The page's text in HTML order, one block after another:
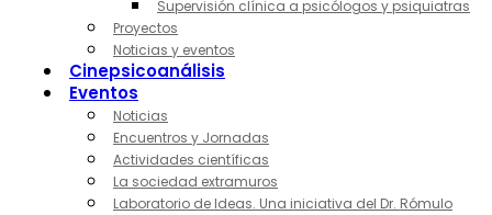
Supervisión clínica a psicólogos y psiquiatras
Proyectos
Noticias y eventos
Cinepsicoanálisis
Eventos
Noticias
Encuentros y Jornadas
Actividades científicas
La sociedad extramuros
Laboratorio de Ideas. Una iniciativa del Dr. Rómulo